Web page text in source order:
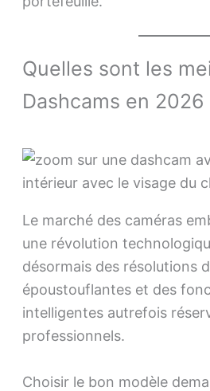
Quelles sont les
Dashcams en 2026
Le marché des caméras
une révolution
désormais des résolutions
époustouflantes et des
intelligentes autrefois
professionnels.
Choisir le bon modèle